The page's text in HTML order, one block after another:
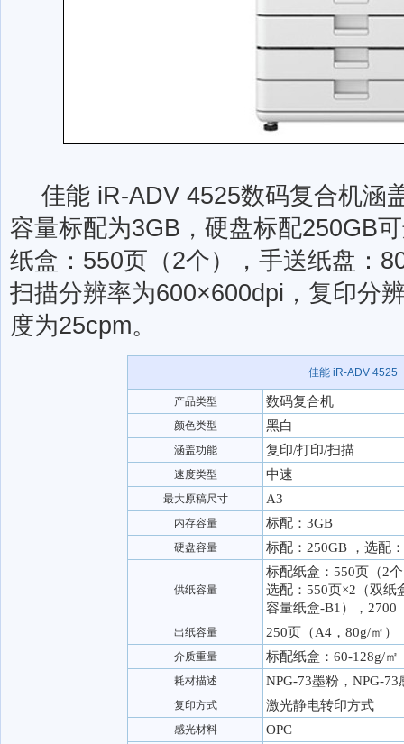
佳能 iR-ADV 4525数码复合机涵
容量标配为3GB，硬盘标配250GB
纸盒：550页（2个），手送纸盘：
扫描分辨率为600×600dpi，复印分
度为25cpm。
佳能 iR-ADV 4525
产品类型 数码复合机
颜色类型 黑白
涵盖功能 复印/打印/扫描
速度类型 中速
最大原稿尺寸 A3
内存容量 标配：3GB
硬盘容量 标配：250GB ，选配
供纸容量
标配纸盒：550页（2
选配：550页×2（双纸
容量纸盒-B1），2700
出纸容量 250页（A4，80g/㎡）
介质重量 标配纸盒：60-128g/㎡
耗材描述 NPG-73墨粉，NPG-73
复印方式 激光静电转印方式
感光材料 OPC